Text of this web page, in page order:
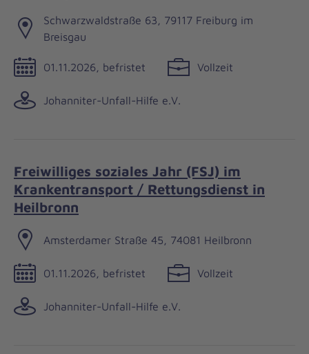
Schwarzwaldstraße 63, 79117 Freiburg im
Breisgau
01.11.2026, befristet Vollzeit
Johanniter-Unfall-Hilfe e.V.
Freiwilliges soziales Jahr (FSJ) im
Krankentransport / Rettungsdienst in
Heilbronn
Amsterdamer Straße 45, 74081 Heilbronn
01.11.2026, befristet Vollzeit
Johanniter-Unfall-Hilfe e.V.